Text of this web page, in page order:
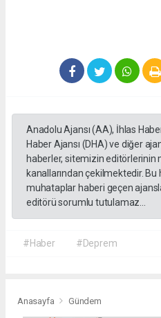
Anadolu Ajansı (AA), İhlas
Haber Ajansı (DHA) ve diğer
haberler, sitemizin editörlerinin
kanallarından çekilmektedir.
muhataplar haberi geçen
editörü sorumlu tutulamaz...
#Haber #Deprem
Anasayfa Gündem